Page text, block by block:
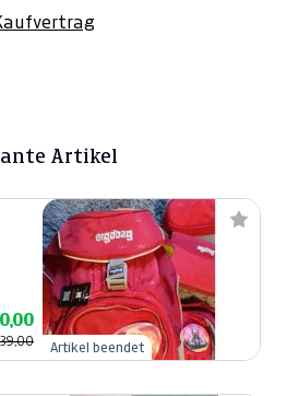
Artikel
Artikel beendet